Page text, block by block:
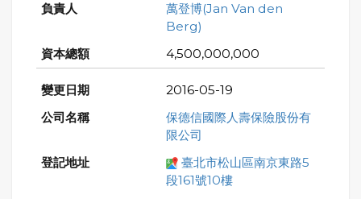
萬登博(Jan Van den
Berg)
4,500,000,000
2016-05-19
保德信國際人壽保險股份有
限公司
臺北市松山區南京東路5
段161號10樓